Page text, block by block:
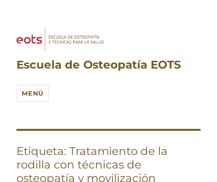
Escuela de Osteopatía EOTS
MENÚ
Etiqueta:Tratamiento de la
rodilla con técnicas de
osteopatía y movilización